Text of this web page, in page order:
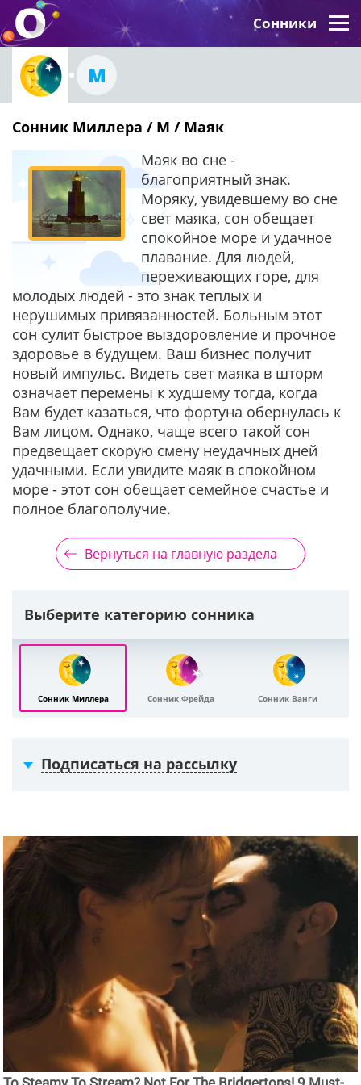
Сонники
М
Сонник Миллера / М / Маяк
Маяк во сне -
благоприятный знак.
Моряку, увидевшему во сне
свет маяка, сон обещает
спокойное море и удачное
плавание. Для людей,
переживающих горе, для
молодых людей - это знак теплых и
нерушимых привязанностей. Больным этот
сон сулит быстрое выздоровление и прочное
здоровье в будущем. Ваш бизнес получит
новый импульс. Видеть свет маяка в шторм
означает перемены к худшему тогда, когда
Вам будет казаться, что фортуна обернулась к
Вам лицом. Однако, чаще всего такой сон
предвещает скорую смену неудачных дней
удачными. Если увидите маяк в спокойном
море - этот сон обещает семейное счастье и
полное благополучие.
Вернуться на главную раздела
Выберите категорию сонника
Сонник Миллера Сонник Фрейда Сонник Ванги
Подписаться на рассылку